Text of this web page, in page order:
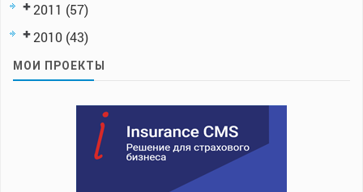
2011 (57)
2010 (43)
МОИ ПРОЕКТЫ